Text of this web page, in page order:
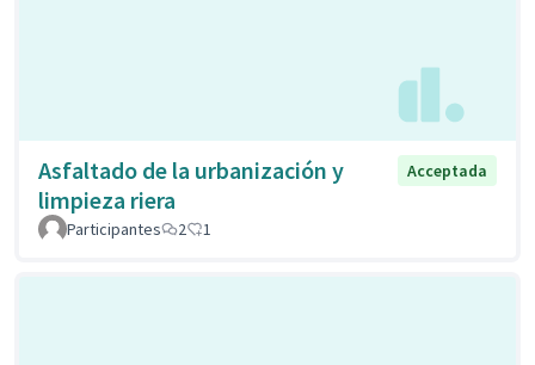
Asfaltado de la urbanización y
limpieza riera
Acceptada
Participantes 2 1